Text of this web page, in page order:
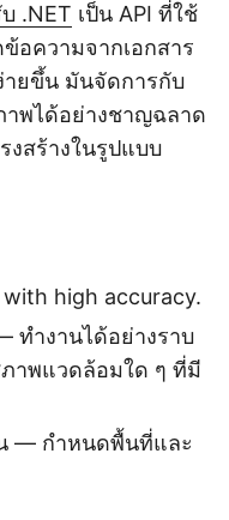
.NET เป็น API ที่ใช้
อความจากเอกสาร
ายขึ้น มันจัดการกับ
าพได้อย่างชาญฉลาด
สร้างในรูปแบบ
high accuracy.
ทำงานได้อย่างราบ
าพแวดล้อมใด ๆ ที่มี
— กำหนดพื้นที่และ